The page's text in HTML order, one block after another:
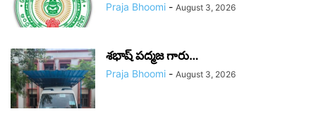
Praja Bhoomi - August 3, 2026
శభాష్ పద్మజ గారు…
Praja Bhoomi - August 3, 2026